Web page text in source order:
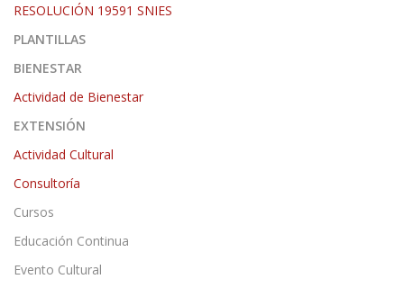
RESOLUCIÓN 19591 SNIES
PLANTILLAS
BIENESTAR
Actividad de Bienestar
EXTENSIÓN
Actividad Cultural
Consultoría
Cursos
Educación Continua
Evento Cultural